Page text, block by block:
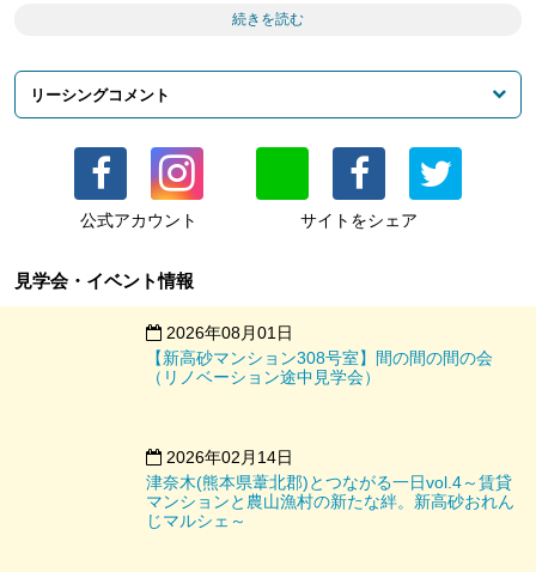
長く住むほどに心地よさが感じられる
続きを読む
リーシングコメント
「やっぱり定番でしょ」
白を基調とした壁面と天井、
床はオール無垢フローリングというシンプルでナチュラルな空
合わせるインテリアの幅も広がり、家具の配置も自由自在。
模様替えも楽しくなりそうです。
公式アカウント サイトをシェア
見学会・イベント情報
2026年08月01日
【新高砂マンション308号室】間の間の間の会
（リノベーション途中見学会）
2026年02月14日
津奈木(熊本県葦北郡)とつながる一日vol.4～賃貸
マンションと農山漁村の新たな絆。新高砂おれん
じマルシェ～